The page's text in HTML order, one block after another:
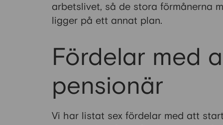
arbetslivet, så de stora förmånerna
ligger på ett annat plan.
Fördelar med
pensionär
Vi har listat sex fördelar med att